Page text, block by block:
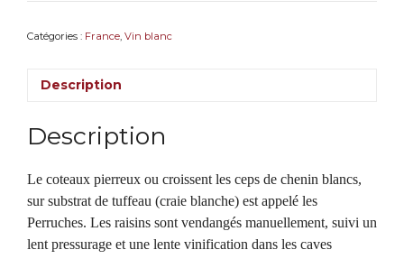
Perruches
Marc
Catégories : France Vin blanc
Description
Description
Le coteaux pierreux ou croissent les ceps de chenin blancs,
sur substrat de tuffeau (craie blanche) est appelé les
Perruches. Les raisins sont vendangés manuellement, suivi un
lent pressurage et une lente vinification dans les caves